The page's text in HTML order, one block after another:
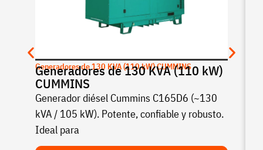
Generadores de 130 KVA (110 kW) CUMMINS
Generadores de 130 KVA (110 kW)
CUMMINS
Generador diésel Cummins C165D6 (~130
kVA / 105 kW). Potente, confiable y robusto.
Ideal para